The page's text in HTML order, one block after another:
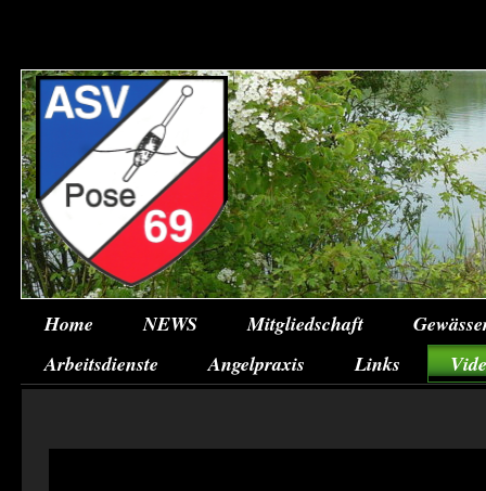
Home NEWS Mitgliedschaft
Arbeitsdienste
Angelpraxis Links